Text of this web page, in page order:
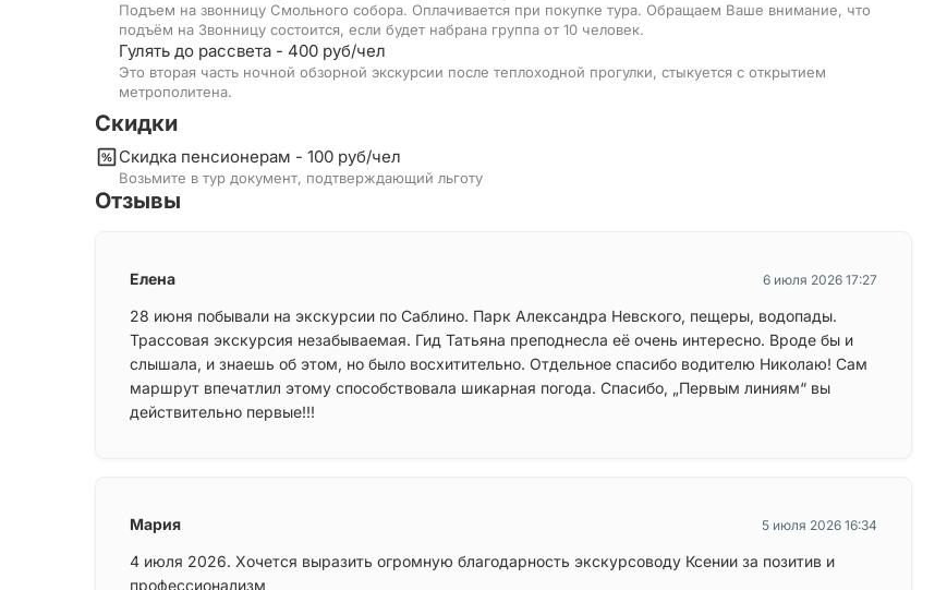
Подъем на звонницу Смольного собора. Оплачивается при покупке тура. Обращаем Ваше внимание, что
подъём на Звонницу состоится, если будет набрана группа от 10 человек.
Гулять до рассвета - 400 руб/чел
Это вторая часть ночной обзорной экскурсии после теплоходной прогулки, стыкуется с открытием
метрополитена.
Скидки
Скидка пенсионерам - 100 руб/чел
Возьмите в тур документ, подтверждающий льготу
Отзывы
Елена 6 июля 2026 17:27
28 июня побывали на экскурсии по Саблино. Парк Александра Невского, пещеры, водопады.
Трассовая экскурсия незабываемая. Гид Татьяна преподнесла её очень интересно. Вроде бы и
слышала, и знаешь об этом, но было восхитительно. Отдельное спасибо водителю Николаю! Сам
маршрут впечатлил этому способствовала шикарная погода. Спасибо, „Первым линиям“ вы
действительно первые!!!
Мария 5 июля 2026 16:34
4 июля 2026. Хочется выразить огромную благодарность экскурсоводу Ксении за позитив и
профессионализм